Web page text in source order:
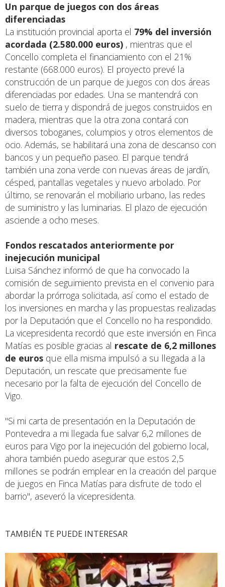
Un parque de juegos con dos áreas
diferenciadas
La institución provincial aporta el 79% del inversión
acordada (2.580.000 euros) , mientras que el
Concello completa el financiamiento con el 21%
restante (668.000 euros). El proyecto prevé la
construcción de un parque de juegos con dos áreas
diferenciadas por edades. Una se mantendrá con
suelo de tierra y dispondrá de juegos construidos en
madera, mientras que la otra zona contará con
diversos toboganes, columpios y otros elementos de
ocio. Además, se habilitará una zona de descanso con
bancos y un pequeño paseo. El parque tendrá
también una zona verde con nuevas áreas de jardín,
césped, pantallas vegetales y nuevo arbolado. Por
último, se renovarán el mobiliario urbano, las redes
de suministro y las luminarias. El plazo de ejecución
asciende a ocho meses.
Fondos rescatados anteriormente por
inejecución municipal
Luisa Sánchez informó de que ha convocado la
comisión de seguimiento prevista en el convenio para
abordar la prórroga solicitada, así como el estado de
los inversiones en marcha y las propuestas realizadas
por la Deputación que el Concello no ha respondido.
La vicepresidenta recordó que este inversión en Finca
Matías es posible gracias al rescate de 6,2 millones
de euros que ella misma impulsó a su llegada a la
Deputación, un rescate que precisamente fue
necesario por la falta de ejecución del Concello de
Vigo.
"Si mi carta de presentación en la Deputación de
Pontevedra a mi llegada fue salvar 6,2 millones de
euros para Vigo por la inejecución del gobierno local,
ahora también puedo asegurar que estos 2,5
millones se podrán emplear en la creación del parque
de juegos en Finca Matías para disfrute de todo el
barrio", aseveró la vicepresidenta.
TAMBIÉN TE PUEDE INTERESAR